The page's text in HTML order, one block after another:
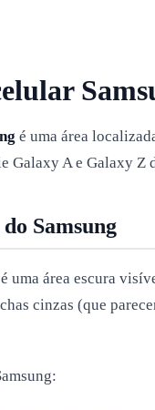
é uma área
A e Galaxy
Samsung
uma área escura
cinzas (que